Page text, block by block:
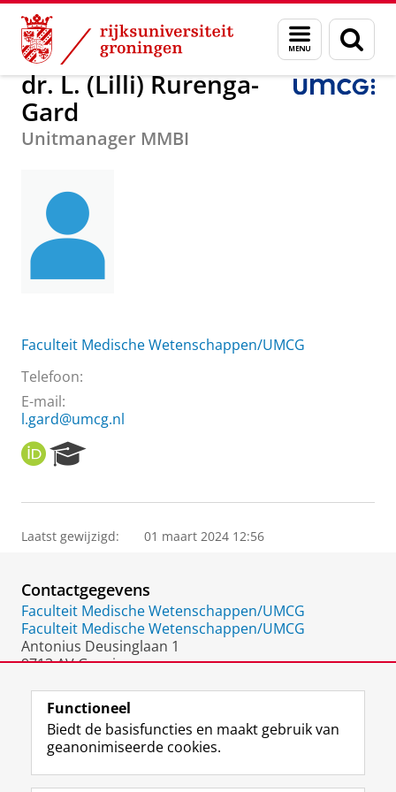
Skip
Content
Skip
Navigation
Menu
en
zoeken
Over ons dr. L. (Lilli) Rurenga-Gard
dr. L. (Lilli) Rurenga-
Gard
Unitmanager MMBI
Faculteit Medische Wetenschappen/UMCG
Telefoon:
E-mail:
l.gard@umcg.nl
O
R
I
e
r
P
o
r
t
a
Laatst gewijzigd: 01 maart 2024 12:56
Contactgegevens
Faculteit Medische Wetenschappen/UMCG
Faculteit Medische Wetenschappen/UMCG
Antonius Deusinglaan 1
9713 AV Groningen
Volg de RUG
F
L
R I
Y
Functioneel
Biedt de basisfuncties en maakt gebruik van
geanonimiseerde cookies.